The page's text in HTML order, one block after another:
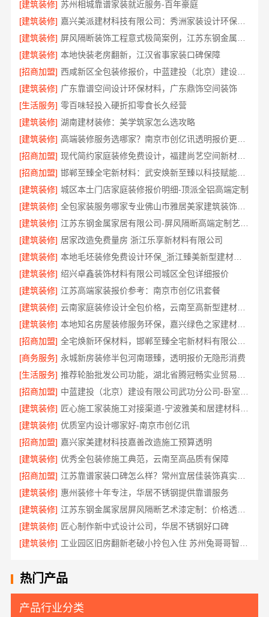
[建筑装修] 苏州相城靠谱家装就近服务-百年豪庭
[建筑装修]
嘉兴美派建材科技有限公司：秀洲家装设计环保材料推荐
[建筑装修]
[建筑装修] 本地快装老房翻新，江汉省事家装口碑保障
[招商加盟]
西咸新区全包装修报价，中蓝建投（北京）建设有限公司武功分公司
[建筑装修] 广东靠谱空间设计环保材料，广东鼎饰空间装饰
[生活服务] 零百味轻投入硬折扣零食长久经营
[建筑装修] 湖南建材装修：美学筑家怎么选攻略
[建筑装修]
[招商加盟]
现代简约家庭装修免费设计，福建尚艺空间新材料科技有限公司整体落地
[招商加盟]
邯郸至臻全宅新材料：武安焕新至臻以科技赋能理想人居
[建筑装修] 城区本土门店家庭装修报价明细-顶派全铝高端定制
[建筑装修]
全包家装服务哪家专业佛山市雅居美家建筑装饰工程有限公司
[建筑装修]
[建筑装修] 居家改造免费量房 浙江乐享新材料有限公司
[建筑装修]
本地毛坯装修免费设计环保_浙江臻美新型建材有限公司绿色施工
[建筑装修] 绍兴卓鑫装饰材料有限公司城区全包详细报价
[建筑装修] 江苏高端家装报价参考：南京市创亿讯套餐
[建筑装修]
云南家庭装修设计全包价格，云南至高新型建材有限公司透明计价
[建筑装修]
本地知名房屋装修服务环保，嘉兴绿色之家建材科技有限公司
[招商加盟]
全宅焕新环保材料，邯郸至臻全宅新材料有限公司引领绿色装修
[商务服务] 永城新房装修半包河南璟臻，透明报价无隐形消费
[生活服务]
[招商加盟]
[建筑装修]
匠心施工家装施工对接渠道-宁波雅美和居建材科技有限公司
[建筑装修] 优质室内设计哪家好-南京市创亿讯
[招商加盟] 嘉兴家美建材科技嘉善改造施工预算透明
[建筑装修] 优秀全包装修施工典范，云南至高品质有保障
[招商加盟]
[建筑装修] 惠州装修十年专注，华居不锈钢提供靠谱服务
[建筑装修]
江苏东钢金属家居屏风隔断艺术漆定制：价格透明性价比优
[建筑装修] 匠心制作新中式设计公司，华居不锈钢好口碑
[建筑装修]
热门产品
产品行业分类